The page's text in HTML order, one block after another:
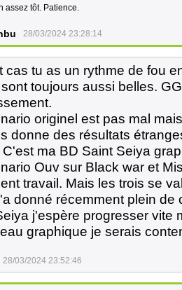
assez tôt. Patience.
28/03/2024 23:28:14
cas tu as un rythme de fou
toujours aussi belles.
originel est pas mal
donne des résultats
C'est ma BD Saint Seiya
Ouv sur Black war et
travail. Mais les trois se
donné récemment plein
j'espère progresser vite
graphique je serais
28/03/2024 23:52:46